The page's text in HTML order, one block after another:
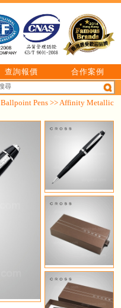
查詢報價
合作案例
Ballpoint Pens >> Affinity Metallic